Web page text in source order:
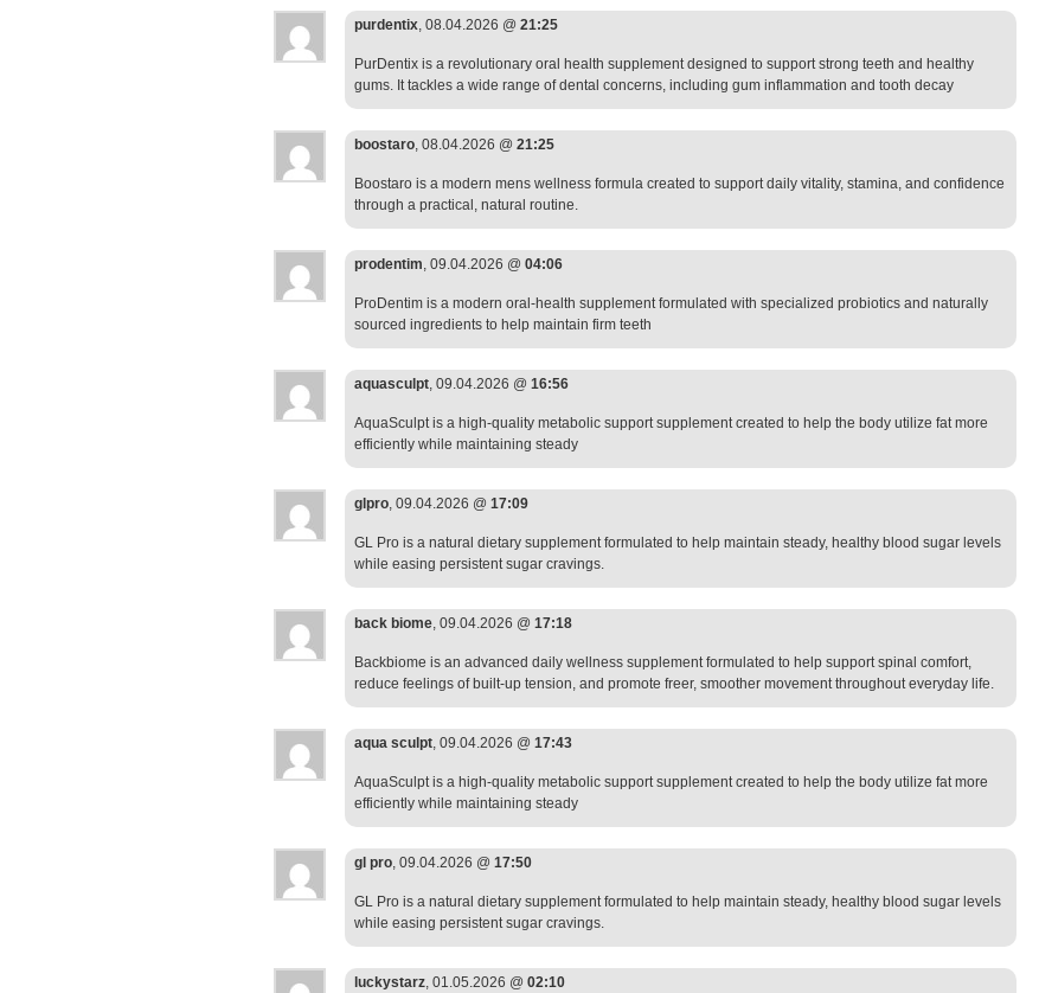
purdentix, 08.04.2026 @ 21:25
PurDentix is a revolutionary oral health supplement designed to support strong teeth and healthy
gums. It tackles a wide range of dental concerns, including gum inflammation and tooth decay
boostaro, 08.04.2026 @ 21:25
Boostaro is a modern mens wellness formula created to support daily vitality, stamina, and confidence
through a practical, natural routine.
prodentim, 09.04.2026 @ 04:06
ProDentim is a modern oral-health supplement formulated with specialized probiotics and naturally
sourced ingredients to help maintain firm teeth
aquasculpt, 09.04.2026 @ 16:56
AquaSculpt is a high-quality metabolic support supplement created to help the body utilize fat more
efficiently while maintaining steady
glpro, 09.04.2026 @ 17:09
GL Pro is a natural dietary supplement formulated to help maintain steady, healthy blood sugar levels
while easing persistent sugar cravings.
back biome, 09.04.2026 @ 17:18
Backbiome is an advanced daily wellness supplement formulated to help support spinal comfort,
reduce feelings of built-up tension, and promote freer, smoother movement throughout everyday life.
aqua sculpt, 09.04.2026 @ 17:43
AquaSculpt is a high-quality metabolic support supplement created to help the body utilize fat more
efficiently while maintaining steady
gl pro, 09.04.2026 @ 17:50
GL Pro is a natural dietary supplement formulated to help maintain steady, healthy blood sugar levels
while easing persistent sugar cravings.
luckystarz, 01.05.2026 @ 02:10